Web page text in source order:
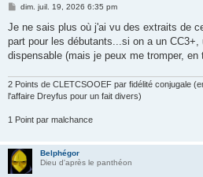
M
s
a
g
e
dim. juil. 19, 2026 6:35 pm
Je ne sais plus où j'ai vu des extraits de
part pour les débutants...si on a un
dispensable (mais je peux me tromper,
2 Points de CLETCSOOEF par fidélité conjugale
l'affaire Dreyfus pour un fait divers)
1 Point par malchance
Belphégor
Dieu d'après le panthéon